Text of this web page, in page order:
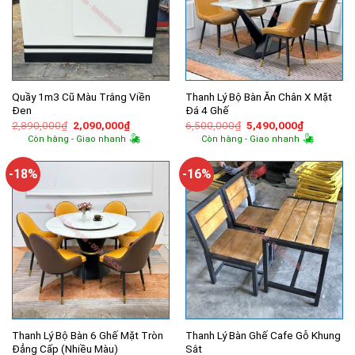
Quầy 1m3 Cũ Màu Trắng Viền
Đen
2,890,000₫ Giá
gốc
là:
2,090,000₫Giá
hiện
tại
2,090,000₫.
Còn hàng - Giao nhanh
Thanh Lý Bộ Bàn Ăn Chân X Mặt
Đá 4 Ghế
6,500,000₫ Giá
gốc
là:
5,490,000₫Giá
hiện
tại
Còn hàng - Giao nhanh
-18%
Thanh Lý Bộ Bàn 6 Ghế Mặt Tròn
Đẳng Cấp (Nhiều Màu)
-16%
Thanh Lý Bàn Ghế Cafe Gỗ Khung
Sắt